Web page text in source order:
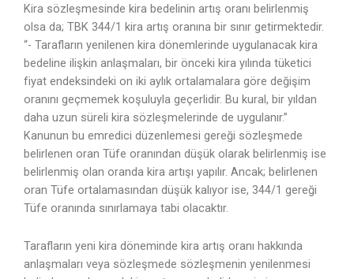
Kira sözleşmesinde kira bedelinin artış oranı belirlenmiş
olsa da; TBK 344/1 kira artış oranına bir sınır getirmektedir.
“- Tarafların yenilenen kira dönemlerinde uygulanacak kira
bedeline ilişkin anlaşmaları, bir önceki kira yılında tüketici
fiyat endeksindeki on iki aylık ortalamalara göre değişim
oranını geçmemek koşuluyla geçerlidir. Bu kural, bir yıldan
daha uzun süreli kira sözleşmelerinde de uygulanır.”
Kanunun bu emredici düzenlemesi gereği sözleşmede
belirlenen oran Tüfe oranından düşük olarak belirlenmiş ise
belirlenmiş olan oranda kira artışı yapılır. Ancak; belirlenen
oran Tüfe ortalamasından düşük kalıyor ise, 344/1 gereği
Tüfe oranında sınırlamaya tabi olacaktır.
Tarafların yeni kira döneminde kira artış oranı hakkında
anlaşmaları veya sözleşmede sözleşmenin yenilenmesi